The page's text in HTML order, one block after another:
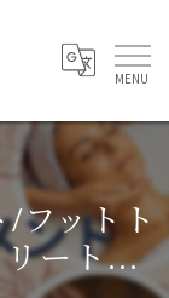
/フットト
ート...